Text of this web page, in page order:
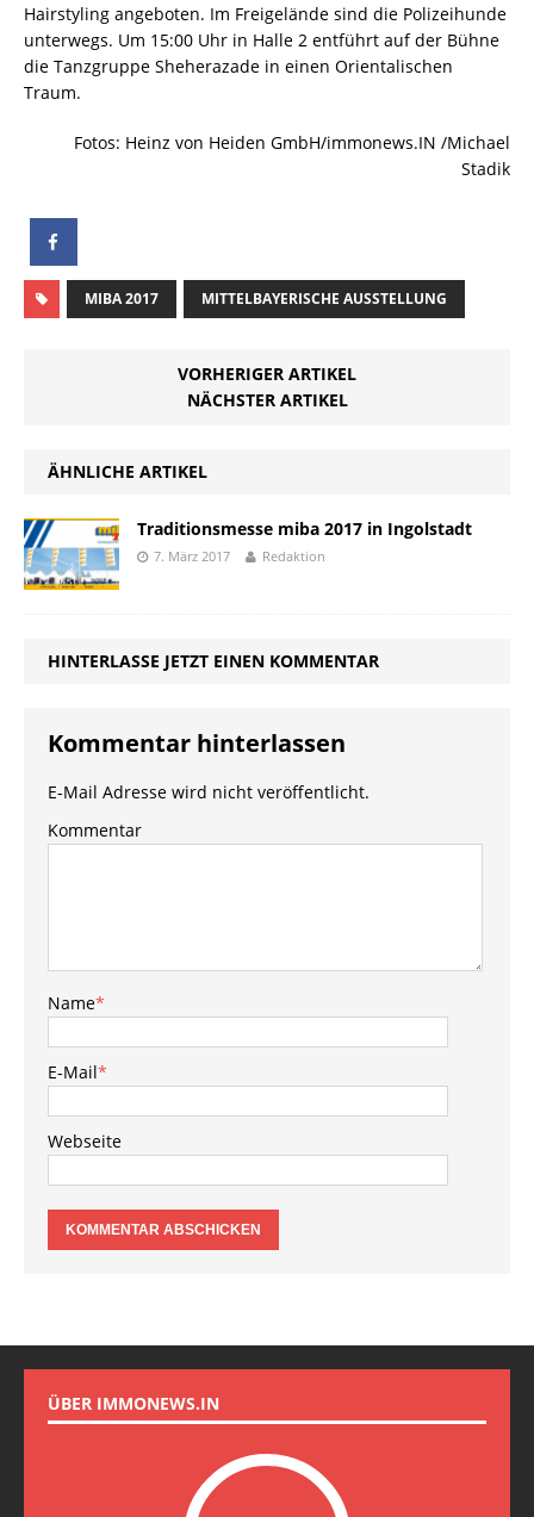
Hairstyling angeboten. Im Freigelände sind die Polizeihunde
unterwegs. Um 15:00 Uhr in Halle 2 entführt auf der Bühne
die Tanzgruppe Sheherazade in einen Orientalischen
Traum.
Fotos: Heinz von Heiden GmbH/immonews.IN /Michael
Stadik
MIBA 2017 MITTELBAYERISCHE AUSSTELLUNG
VORHERIGER ARTIKEL
NÄCHSTER ARTIKEL
ÄHNLICHE ARTIKEL
Traditionsmesse miba 2017 in Ingolstadt
7. März 2017 Redaktion
HINTERLASSE JETZT EINEN KOMMENTAR
Kommentar hinterlassen
E-Mail Adresse wird nicht veröffentlicht.
Kommentar
Name*
E-Mail*
Webseite
ÜBER IMMONEWS.IN